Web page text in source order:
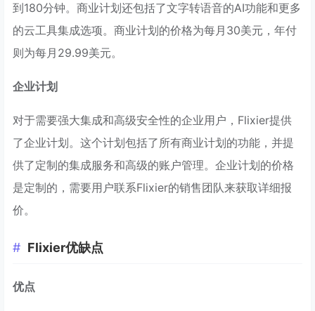
到180分钟。商业计划还包括了文字转语音的AI功能和更多
的云工具集成选项。商业计划的价格为每月30美元，年付
则为每月29.99美元。
企业计划
对于需要强大集成和高级安全性的企业用户，Flixier提供
了企业计划。这个计划包括了所有商业计划的功能，并提
供了定制的集成服务和高级的账户管理。企业计划的价格
是定制的，需要用户联系Flixier的销售团队来获取详细报
价。
Flixier优缺点
优点